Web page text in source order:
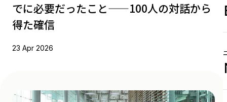
でに必要だったこと——100人の対話から
得た確信
23 Apr 2026